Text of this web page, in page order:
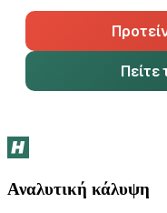
Αναλυτική κάλυψη